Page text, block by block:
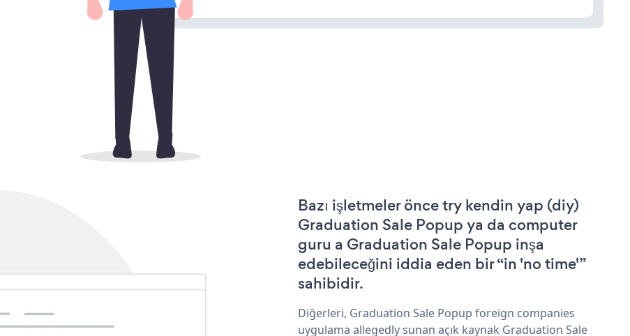
Bazı işletmeler önce try kendin yap (diy)
Graduation Sale Popup ya da computer
guru a Graduation Sale Popup inşa
edebileceğini iddia eden bir “in 'no time'”
sahibidir.
Diğerleri, Graduation Sale Popup foreign companies
uygulama allegedly sunan açık kaynak Graduation Sale